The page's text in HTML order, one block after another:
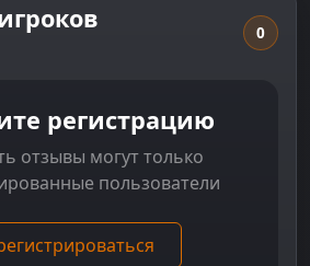
0
регистрацию
отзывы могут только
пользователи